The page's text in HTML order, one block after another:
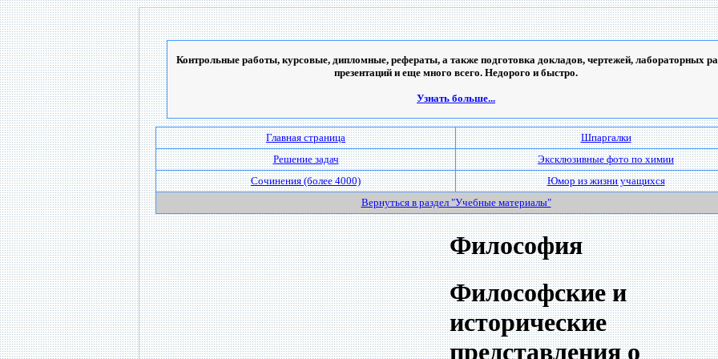
Контрольные работы, курсовые, дипломные, рефераты, а также подготовка докладов, чертежей, лабораторных
презентаций и еще много всего. Недорого и быстро.
Узнать больше...
Главная страница
Шпаргалки
Решение задач
Эксклюзивные фото по химии
Сочинения (более 4000)
Юмор из жизни учащихся
Вернуться в раздел "Учебные материалы"
Философия
Философские и
исторические
представления о